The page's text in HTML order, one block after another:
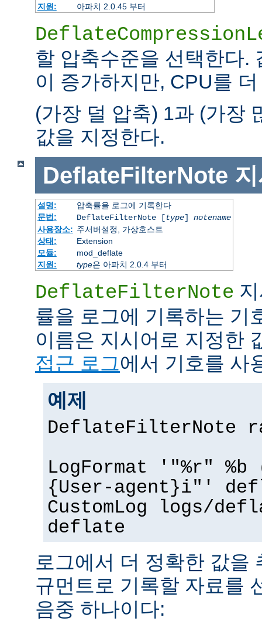
지원:
아파치 2.0.45 부터
할 압축수준을 선택한다.
이 증가하지만, CPU를
(가장 덜 압축) 1과 (가장
값을 지정한다.
DeflateFilterNote
설명:
압축률을 로그에 기록한다
문법:
DeflateFilterNote [type] notename
사용장소: 주서버설정, 가상호스트
상태:
Extension
모듈:
mod_deflate
지원:
type은 아파치 2.0.4 부터
DeflateFilterNote
률을 로그에 기록하는 기
이름은 지시어로 지정한
접근 로그에서 기호를 사
예제
DeflateFilterNote
LogFormat '"%r"
{User-agent}i"'
CustomLog logs/
deflate
로그에서 더 정확한 값을
규먼트로 기록할 자료를
음중 하나이다: